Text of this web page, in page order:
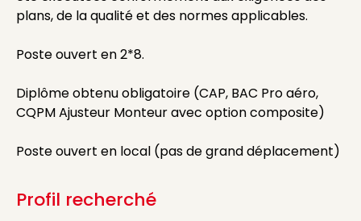
plans, de la qualité et des normes applicables.
Poste ouvert en 2*8.
Diplôme obtenu obligatoire (CAP, BAC Pro aéro,
CQPM Ajusteur Monteur avec option composite)
Poste ouvert en local (pas de grand déplacement)
Profil recherché